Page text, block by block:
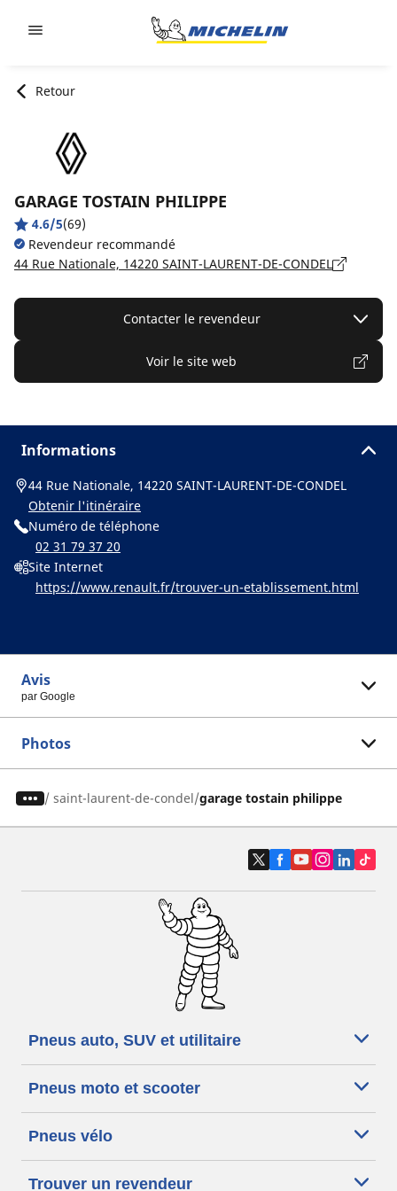
Retour
GARAGE TOSTAIN PHILIPPE
4.6/5(69)
Revendeur recommandé
44 Rue Nationale, 14220 SAINT-LAURENT-DE-CONDEL
Contacter le revendeur
Voir le site web
Informations
44 Rue Nationale, 14220 SAINT-LAURENT-DE-CONDEL
Obtenir l'itinéraire
Numéro de téléphone
02 31 79 37 20
Site Internet
https://www.renault.fr/trouver-un-etablissement.html
Avis
par Google
Photos
/ saint-laurent-de-condel garage tostain philippe
Pneus auto, SUV et utilitaire
Pneus moto et scooter
Pneus vélo
Trouver un revendeur